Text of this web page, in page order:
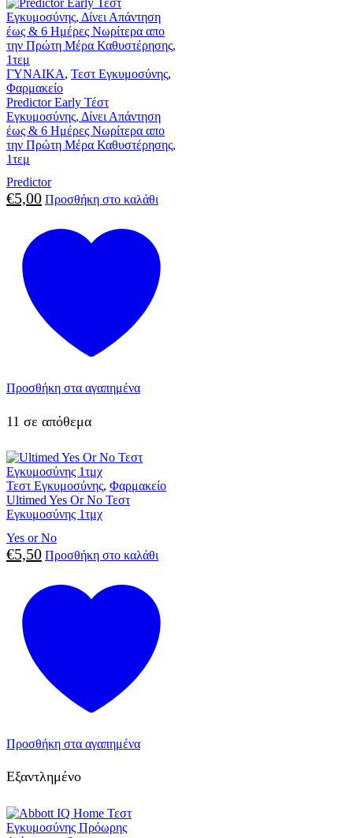
ΓΥΝΑΙΚΑ, Τεστ Εγκυμοσύνης,
Φαρμακείο
Predictor Early Τέστ
Εγκυμοσύνης, Δίνει Απάντηση
έως & 6 Ημέρες Νωρίτερα απο
την Πρώτη Μέρα Καθυστέρησης,
1τεμ
Predictor
€5,00 Προσθήκη στο καλάθι
Προσθήκη στα αγαπημένα
11 σε απόθεμα
Τεστ Εγκυμοσύνης, Φαρμακείο
Ultimed Yes Or No Τεστ
Εγκυμοσύνης 1τμχ
Yes or No
€5,50 Προσθήκη στο καλάθι
Προσθήκη στα αγαπημένα
Εξαντλημένο